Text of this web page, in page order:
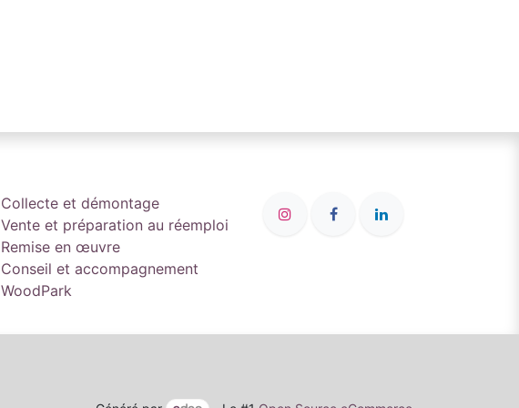
Collecte et démontage
Vente et préparation au réemploi
Remise en œuvre
Conseil et accompagnement
WoodPark